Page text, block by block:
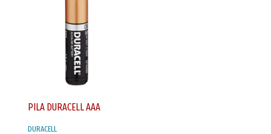
PILA DURACELL AAA
DURACELL